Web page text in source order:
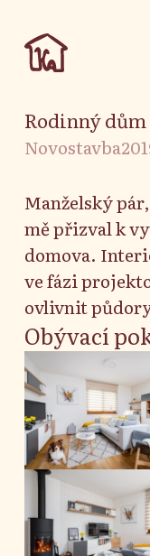
Rodinný
Novostavba
Manželský
mě přizval k
domova.
ve fázi
ovlivnit
žádné
majitelům
navrhování se
Veškerý
výsledné
nechali
výběr
Konečný
interiéru
Obývací